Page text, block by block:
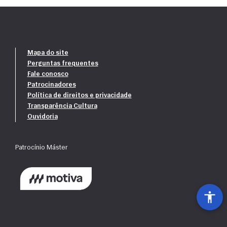
Mapa do site
Perguntas frequentes
Fale conosco
Patrocinadores
Política de direitos e privacidade
Transparência Cultura
Ouvidoria
Patrocínio Máster